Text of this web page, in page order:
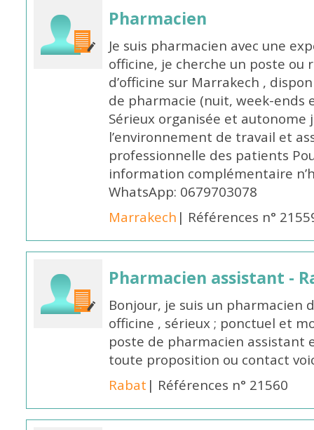
Pharmacien
Je suis pharmacien avec une
officine, je cherche un poste
d’officine sur Marrakech ,
de pharmacie (nuit, week-ends
Sérieux organisée et autonome
l’environnement de travail et
professionnelle des patients
information complémentaire
WhatsApp: 0679703078
Marrakech | Références n°
Pharmacien assistant -
Bonjour, je suis un pharmacien
officine , sérieux ; ponctuel et
poste de pharmacien
toute proposition ou contact
Rabat | Références n° 21560